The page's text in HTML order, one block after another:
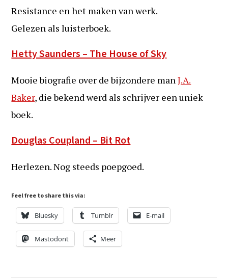
Resistance en het maken van werk.
Gelezen als luisterboek.
Hetty Saunders – The House of Sky
Mooie biografie over de bijzondere manJ.A.
Baker, die bekend werd als schrijver een uniek
boek.
Douglas Coupland – Bit Rot
Herlezen. Nog steeds poepgoed.
Feel free to share this via:
Bluesky Tumblr E-mail
Mastodont Meer